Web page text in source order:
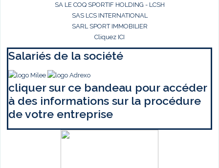
SA LE COQ SPORTIF HOLDING - LCSH
SAS LCS INTERNATIONAL
SARL SPORT IMMOBILIER
Cliquez ICI
Salariés de la société
cliquer sur ce bandeau pour accéder
à des informations sur la procédure
de votre entreprise